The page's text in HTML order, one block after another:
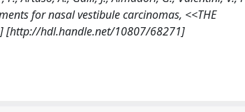
for nasal vestibule carcinomas, <<THE
[http://hdl.handle.net/10807/68271]